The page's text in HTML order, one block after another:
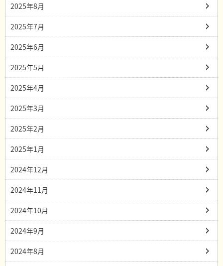
2025年8月
2025年7月
2025年6月
2025年5月
2025年4月
2025年3月
2025年2月
2025年1月
2024年12月
2024年11月
2024年10月
2024年9月
2024年8月